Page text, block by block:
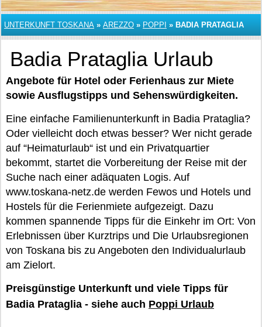
UNTERKUNFT TOSKANA » AREZZO » POPPI » BADIA PRATAGLIA
Badia Prataglia Urlaub
Angebote für Hotel oder Ferienhaus zur Miete
sowie Ausflugstipps und Sehenswürdigkeiten.
Eine einfache Familienunterkunft in Badia Prataglia?
Oder vielleicht doch etwas besser? Wer nicht gerade
auf “Heimaturlaub“ ist und ein Privatquartier
bekommt, startet die Vorbereitung der Reise mit der
Suche nach einer adäquaten Logis. Auf
www.toskana-netz.de werden Fewos und Hotels und
Hostels für die Ferienmiete aufgezeigt. Dazu
kommen spannende Tipps für die Einkehr im Ort: Von
Erlebnissen über Kurztrips und Die Urlaubsregionen
von Toskana bis zu Angeboten den Individualurlaub
am Zielort.
Preisgünstige Unterkunft und viele Tipps für
Badia Prataglia - siehe auch Poppi Urlaub